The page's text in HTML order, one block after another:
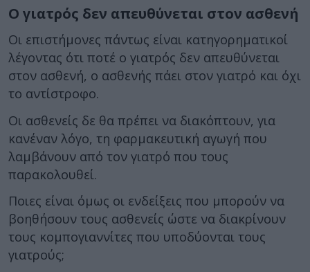
Ο γιατρός δεν απευθύνεται στον ασθενή
Οι επιστήμονες πάντως είναι κατηγορηματικοί
λέγοντας ότι ποτέ ο γιατρός δεν απευθύνεται
στον ασθενή, ο ασθενής πάει στον γιατρό και όχι
το αντίστροφο.
Οι ασθενείς δε θα πρέπει να διακόπτουν, για
κανέναν λόγο, τη φαρμακευτική αγωγή που
λαμβάνουν από τον γιατρό που τους
παρακολουθεί.
Ποιες είναι όμως οι ενδείξεις που μπορούν να
βοηθήσουν τους ασθενείς ώστε να διακρίνουν
τους κομπογιαννίτες που υποδύονται τους
γιατρούς;